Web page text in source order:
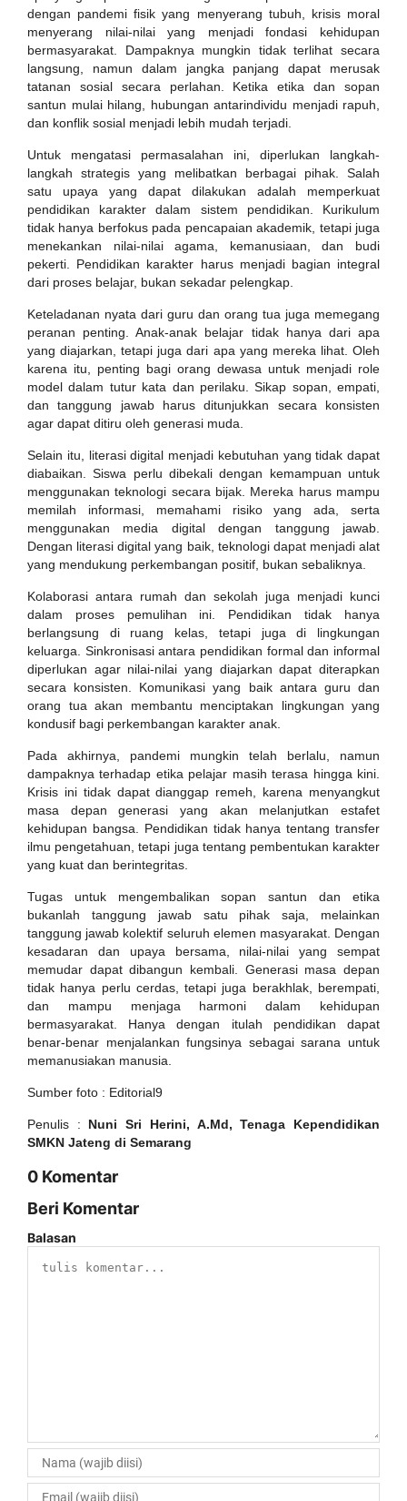
dengan pandemi fisik yang menyerang tubuh, krisis moral
menyerang nilai-nilai yang menjadi fondasi kehidupan
bermasyarakat. Dampaknya mungkin tidak terlihat secara
langsung, namun dalam jangka panjang dapat merusak
tatanan sosial secara perlahan. Ketika etika dan sopan
santun mulai hilang, hubungan antarindividu menjadi rapuh,
dan konflik sosial menjadi lebih mudah terjadi.
Untuk mengatasi permasalahan ini, diperlukan langkah-
langkah strategis yang melibatkan berbagai pihak. Salah
satu upaya yang dapat dilakukan adalah memperkuat
pendidikan karakter dalam sistem pendidikan. Kurikulum
tidak hanya berfokus pada pencapaian akademik, tetapi juga
menekankan nilai-nilai agama, kemanusiaan, dan budi
pekerti. Pendidikan karakter harus menjadi bagian integral
dari proses belajar, bukan sekadar pelengkap.
Keteladanan nyata dari guru dan orang tua juga memegang
peranan penting. Anak-anak belajar tidak hanya dari apa
yang diajarkan, tetapi juga dari apa yang mereka lihat. Oleh
karena itu, penting bagi orang dewasa untuk menjadi role
model dalam tutur kata dan perilaku. Sikap sopan, empati,
dan tanggung jawab harus ditunjukkan secara konsisten
agar dapat ditiru oleh generasi muda.
Selain itu, literasi digital menjadi kebutuhan yang tidak dapat
diabaikan. Siswa perlu dibekali dengan kemampuan untuk
menggunakan teknologi secara bijak. Mereka harus mampu
memilah informasi, memahami risiko yang ada, serta
menggunakan media digital dengan tanggung jawab.
Dengan literasi digital yang baik, teknologi dapat menjadi alat
yang mendukung perkembangan positif, bukan sebaliknya.
Kolaborasi antara rumah dan sekolah juga menjadi kunci
dalam proses pemulihan ini. Pendidikan tidak hanya
berlangsung di ruang kelas, tetapi juga di lingkungan
keluarga. Sinkronisasi antara pendidikan formal dan informal
diperlukan agar nilai-nilai yang diajarkan dapat diterapkan
secara konsisten. Komunikasi yang baik antara guru dan
orang tua akan membantu menciptakan lingkungan yang
kondusif bagi perkembangan karakter anak.
Pada akhirnya, pandemi mungkin telah berlalu, namun
dampaknya terhadap etika pelajar masih terasa hingga kini.
Krisis ini tidak dapat dianggap remeh, karena menyangkut
masa depan generasi yang akan melanjutkan estafet
kehidupan bangsa. Pendidikan tidak hanya tentang transfer
ilmu pengetahuan, tetapi juga tentang pembentukan karakter
yang kuat dan berintegritas.
Tugas untuk mengembalikan sopan santun dan etika
bukanlah tanggung jawab satu pihak saja, melainkan
tanggung jawab kolektif seluruh elemen masyarakat. Dengan
kesadaran dan upaya bersama, nilai-nilai yang sempat
memudar dapat dibangun kembali. Generasi masa depan
tidak hanya perlu cerdas, tetapi juga berakhlak, berempati,
dan mampu menjaga harmoni dalam kehidupan
bermasyarakat. Hanya dengan itulah pendidikan dapat
benar-benar menjalankan fungsinya sebagai sarana untuk
memanusiakan manusia.
Sumber foto : Editorial9
Penulis : Nuni Sri Herini, A.Md, Tenaga Kependidikan
SMKN Jateng di Semarang
0 Komentar
Beri Komentar
Balasan